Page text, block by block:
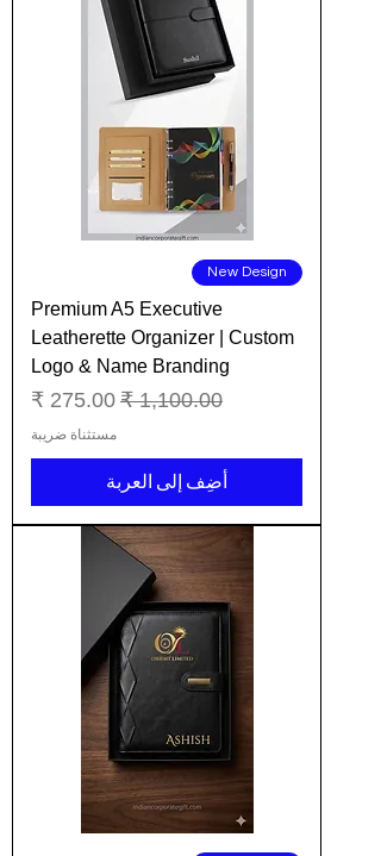
New Design
Premium A5 Executive
Leatherette Organizer | Custom
Logo & Name Branding
سعر عادي سعر البيع
مستثناة ضريبة
أضِف إلى العربة